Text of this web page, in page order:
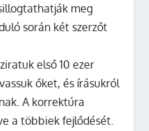
meg
során két szerzőt
első 10 ezer
őket, és írásukról
A korrektúra
a többiek fejlődését.